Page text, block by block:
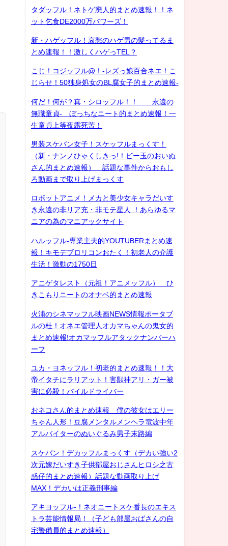
タダッフル！ネトゲ廃人的まとめ速報！！ネ
ット乞食DE2000万パワーズ！
新・ハゲッフル！哀愁のハゲ男の髪ってるま
とめ速報！！激しくハゲっTEL？
こじ！コジッフル@！-レズっ娘百合ネエ！こ
じらせ！50独身処女のBL腐女子的まとめ速報-
何だ！何が？真・シロッフル！！ 永遠の
無職童貞- ぼっちなニート的まとめ速報！一
生童貞上等夜露死苦！
男装スケバン女子！スケッフルまっくす！
（新・ナンノひゃくしきっ!！ビー玉のおいぬ
さん的まとめ速報） 話題な事件からおもし
ろ動画まで取り上げまっくす
ロボットアニメ！メカと美少女キャラだいす
き永遠の非リア充・非モテ星人 ！あらゆるマ
ニアの為のマニアックサイト
ハルッフル-専業主夫的YOUTUBERまとめ速
報！キモデブロリコンおたく！初老人の介護
生活！激動の1750日
アニゲタレスト（元祖！アニメッフル） ひ
きこもりニートのオナベ的まとめ速報
火浦のシネマッフル映画NEWS情報ポータブ
ルの杜！オネエ管理人オカマちゃんの鬼女的
まとめ速報!オカマッフルアタックナンバーハ
ーフ
ユカ・ヨネッフル！初老的まとめ速報！！大
帝イタチにラリアット！害獣神アリ・ガー被
害に必殺！パイルドライバー
おネコさん的まとめ速報 僕の彼女はエリー
ちゃん人形！豆腐メンタルメンヘラ電波中年
アルバイターのぬいぐるみ男子末路編
スケバン！デカッフルまっくす（デカい強い2
次元嫁だいすき子供部屋おじさんヒロシ之古
惑仔的まとめ速報）話題な動画取り上げ
MAX！デカいは正義刑事編
アキヨッフル-！ネオニートスケ番長のエキス
トラ芸能情報局！（子ども部屋おばさんの自
宅警備員的まとめ速報）